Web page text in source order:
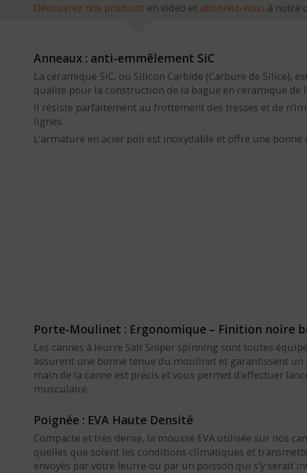
Découvrez nos produits en vidéo et abonnez-vous à notre
Anneaux : anti-emmêlement SiC
La céramique SiC, ou Silicon Carbide (Carbure de Silice),
qualité pour la construction de la bague en céramique de
Il résiste parfaitement au frottement des tresses et de
lignes.
L’armature en acier poli est inoxydable et offre une
Porte-Moulinet : Ergonomique – Finition noire
Les cannes à leurre Salt Sniper spinning sont toutes
assurent une bonne tenue du moulinet et garantissent
main de la canne est précis et vous permet d’effectuer
musculaire.
Poignée : EVA Haute Densité
Compacte et très dense, la mousse EVA utilisée sur nos
quelles que soient les conditions climatiques et
envoyés par votre leurre ou par un poisson qui s’y serait